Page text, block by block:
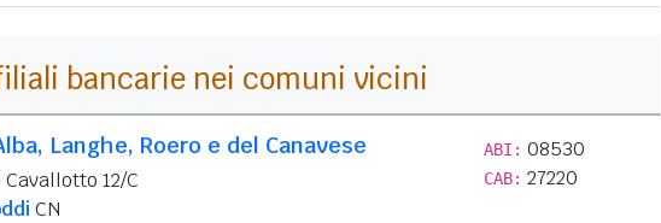
bancarie nei comuni vicini
Langhe, Roero e del Canavese
12/C
CN
ABI: 08530
CAB: 27220